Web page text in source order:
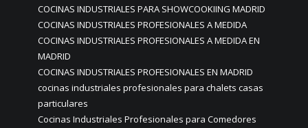
COCINAS INDUSTRIALES PARA SHOWCOOKIING MADRID
COCINAS INDUSTRIALES PROFESIONALES A MEDIDA
COCINAS INDUSTRIALES PROFESIONALES A MEDIDA EN
MADRID
COCINAS INDUSTRIALES PROFESIONALES EN MADRID
cocinas industriales profesionales para chalets casas
particulares
Cocinas Industriales Profesionales para Comedores